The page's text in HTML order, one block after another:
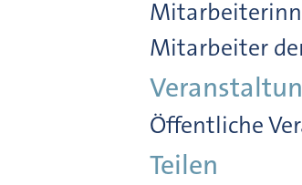
Mitarbeiter
Öffentliche
Teilen